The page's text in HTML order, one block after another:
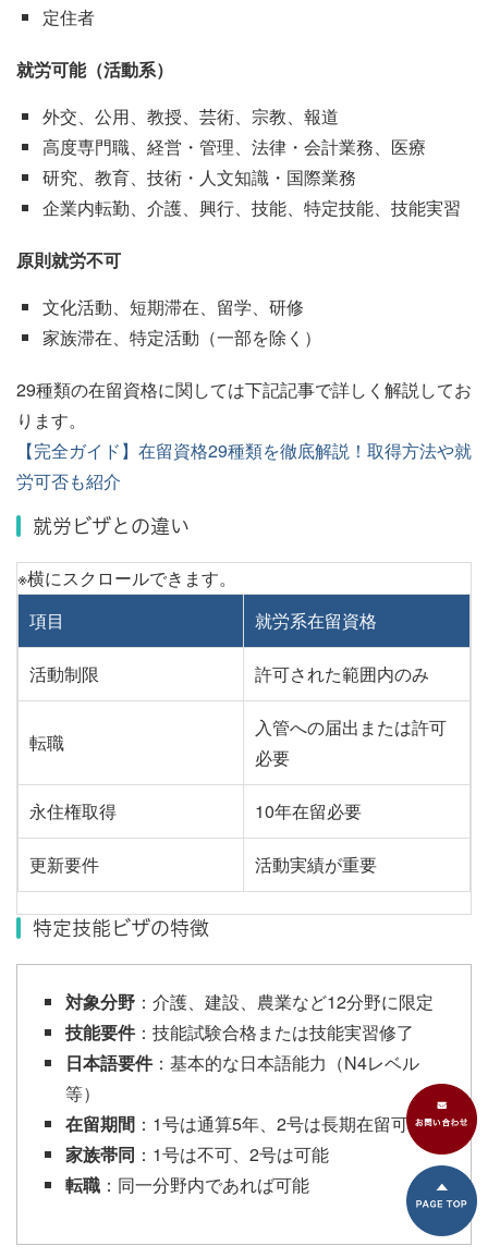
定住者
就労可能（活動系）
外交、公用、教授、芸術、宗教、報道
高度専門職、経営・管理、法律・会計業務、医療
研究、教育、技術・人文知識・国際業務
企業内転勤、介護、興行、技能、特定技能、技能実習
原則就労不可
文化活動、短期滞在、留学、研修
家族滞在、特定活動（一部を除く）
29種類の在留資格に関しては下記記事で詳しく解説してお
ります。
【完全ガイド】在留資格29種類を徹底解説！取得方法や就
労可否も紹介
就労ビザとの違い
項目 就労系在留資格
活動制限 許可された範囲内のみ
転職
入管への届出または許可
必要
永住権取得 10年在留必要
更新要件 活動実績が重要
特定技能ビザの特徴
対象分野 ：介護、建設、農業など12分野に限定
技能要件：技能試験合格または技能実習修了
日本語要件：基本的な日本語能力（N4レベル
等）
在留期間 ：1号は通算5年、2号は長期在留可能
家族帯同 ：1号は不可、2号は可能
転職 ：同一分野内であれば可能